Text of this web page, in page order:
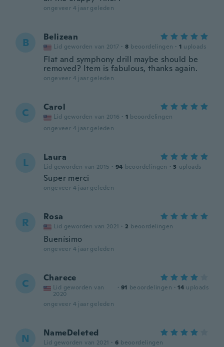
ongeveer 4 jaar geleden
B Belizean
Lid geworden van 2017 · 8 beoordelingen · 1 uploads
Flat and symphony drill maybe should be
removed? Item is fabulous, thanks again.
ongeveer 4 jaar geleden
C Carol
Lid geworden van 2016 · 1 beoordelingen
ongeveer 4 jaar geleden
L Laura
Lid geworden van 2015 · 94 beoordelingen · 3 uploads
Super merci
ongeveer 4 jaar geleden
R Rosa
Lid geworden van 2021 · 2 beoordelingen
Buenísimo
ongeveer 4 jaar geleden
C Charece
Lid geworden van
2020
· 91 beoordelingen · 14 uploads
ongeveer 4 jaar geleden
N NameDeleted
Lid geworden van 2021 · 6 beoordelingen